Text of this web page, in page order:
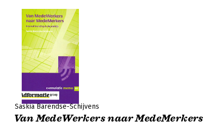
Saskia Barendse-Schijvens
Van MedeWerkers naar MedeMerkers